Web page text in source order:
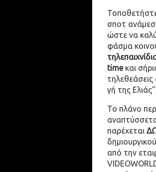
σποτ
ώστε να
φάσμα
timeκαι
γή της
Το πλάνο
παρέχεται
από την